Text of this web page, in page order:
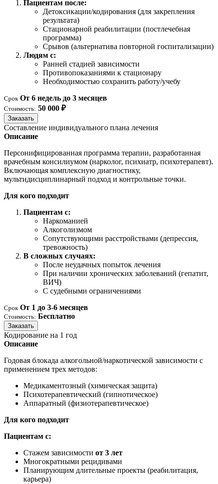
Пациентам после:
Детоксикации/кодирования (для закрепления
результата)
Стационарной реабилитации (постлечебная
программа)
Срывов (альтернатива повторной госпитализации)
Людям с:
Ранней стадией зависимости
Противопоказаниями к стационару
Необходимостью сохранить работу/учебу
Срок От 6 недель до 3 месяцев
Стоимость: 50 000 ₽
Заказать
Составление индивидуального плана лечения
Описание
Персонифицированная программа терапии, разработанная
врачебным консилиумом (нарколог, психиатр, психотерапевт).
Включающая комплексную диагностику,
мультидисциплинарный подход и контрольные точки.
Для кого подходит
Пациентам с:
Наркоманией
Алкоголизмом
Сопутствующими расстройствами (депрессия,
тревожность)
В сложных случаях:
После неудачных попыток лечения
При наличии хронических заболеваний (гепатит,
ВИЧ)
С судебными ограничениями
Срок От 1 до 3-6 месяцев
Стоимость: Бесплатно
Заказать
Кодирование на 1 год
Описание
Годовая блокада алкогольной/наркотической зависимости с
применением трех методов:
Медикаментозный (химическая защита)
Психотерапевтический (гипнотическое)
Аппаратный (физиотерапевтическое)
Для кого подходит
Пациентам с:
Стажем зависимости от 3 лет
Многократными рецидивами
Планирующим длительные проекты (реабилитация,
карьера)